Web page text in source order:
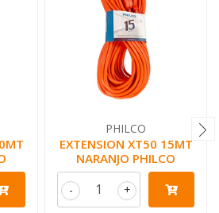
PHILCO
EXTENSION XT50 15MT
NARANJO PHILCO
+
-